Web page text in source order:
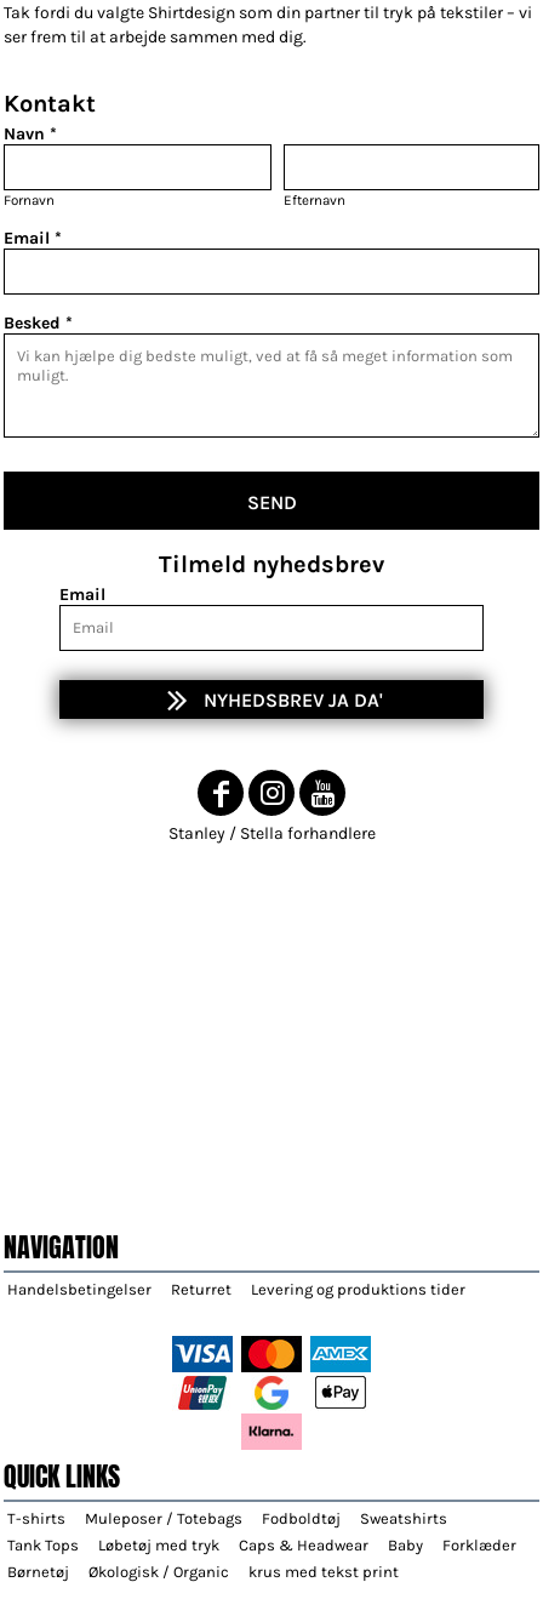
Tak fordi du valgte Shirtdesign som din partner til tryk på tekstiler – vi
ser frem til at arbejde sammen med dig.
Kontakt
Navn *
Fornavn Efternavn
Email *
Besked *
SEND
Tilmeld nyhedsbrev
Email
NYHEDSBREV JA DA'
Stanley / Stella forhandlere
NAVIGATION
Handelsbetingelser Returret Levering og produktions tider
QUICK LINKS
T-shirts Muleposer / Totebags Fodboldtøj
Sweatshirts
Tank Tops
Løbetøj med tryk Caps & Headwear Baby
Forklæder
Børnetøj
Økologisk / Organic krus med tekst print